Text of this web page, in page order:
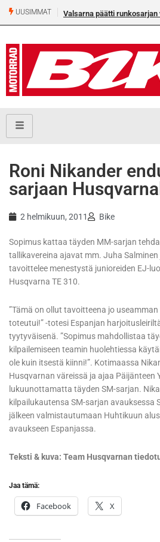
UUSIMMAT Valsarna päätti
Roni Nikander
sarjaan
2 helmikuun, 2011 Bike
Sopimus kattaa täyden MM-sarjan
tallikavereina ajavat mm. Juha
tavoittelee menestystä junioreiden EJ-
Husqvarna TE 310.
”Tämä on ollut tavoitteena jo
toteutui!” -totesi Espanjan
tyytyväisenä. ”Sopimus mahdollistaa
kilpailemiseen teamin huolehtiessa
ole kuin itsestä kiinni!”. Kotimaassa
Husqvarnan väreissä ja ajaa Päijänteen
lukuunottamatta täyden SM-sarjan.
kilpailukautensa SM-sarjan avauksessa
jälkeen valmistautumaan Huhtikuun
avaukseen Espanjassa.
Teksti & kuva: Team Husqvarnan
Jaa tämä:
Facebook X